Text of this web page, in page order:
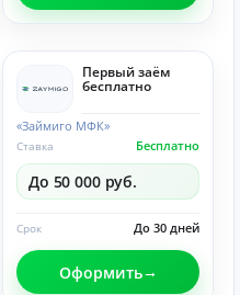
Первый заём
бесплатно
«Займиго МФК»
Бесплатно
Ставка
До 50 000 руб.
До 30 дней
Срок
Оформить